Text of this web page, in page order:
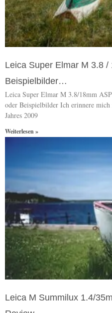
Leica Super Elmar M 3.8 /
Beispielbilder…
Leica Super Elmar M 3.8/18mm
oder Beispielbilder Ich erinnere
Jahres 2009
Weiterlesen »
Leica M Summilux 1.4/